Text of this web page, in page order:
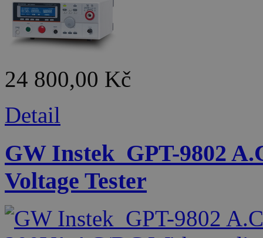
24 800,00 Kč
Detail
GW Instek_GPT-9802
Voltage Tester